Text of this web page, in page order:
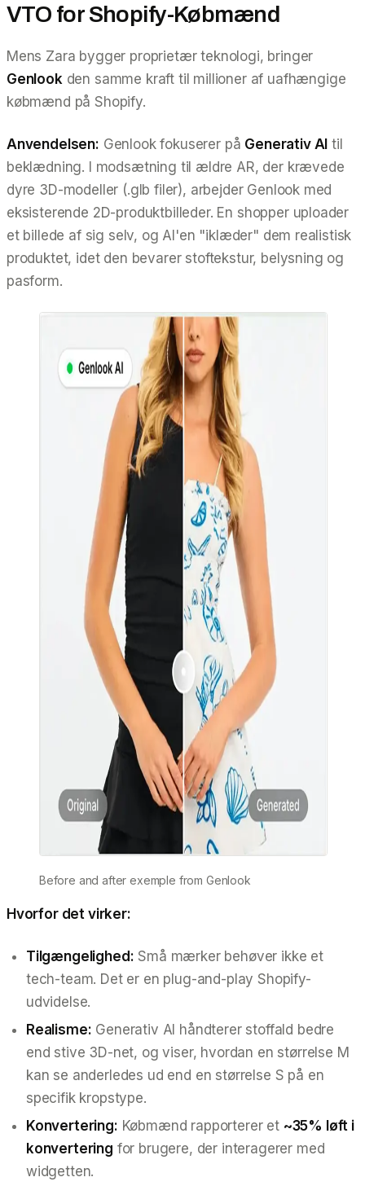
VTO for Shopify-Købmænd
Mens Zara bygger proprietær teknologi, bringer
Genlook den samme kraft til millioner af uafhængige
købmænd på Shopify.
Anvendelsen: Genlook fokuserer på Generativ AI til
beklædning. I modsætning til ældre AR, der krævede
dyre 3D-modeller (.glb filer), arbejder Genlook med
eksisterende 2D-produktbilleder. En shopper uploader
et billede af sig selv, og AI'en "iklæder" dem realistisk
produktet, idet den bevarer stoftekstur, belysning og
pasform.
Before and after exemple from Genlook
Hvorfor det virker:
Tilgængelighed: Små mærker behøver ikke et
tech-team. Det er en plug-and-play Shopify-
udvidelse.
Realisme: Generativ AI håndterer stoffald bedre
end stive 3D-net, og viser, hvordan en størrelse M
kan se anderledes ud end en størrelse S på en
specifik kropstype.
Konvertering: Købmænd rapporterer et ~35% løft i
konvertering for brugere, der interagerer med
widgetten.